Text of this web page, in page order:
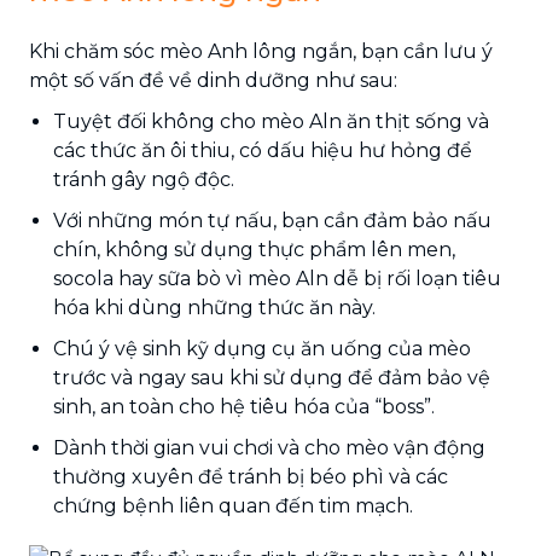
Khi chăm sóc mèo Anh lông ngắn, bạn cần lưu ý
một số vấn đề về dinh dưỡng như sau:
Tuyệt đối không cho mèo Aln ăn thịt sống và
các thức ăn ôi thiu, có dấu hiệu hư hỏng để
tránh gây ngộ độc.
Với những món tự nấu, bạn cần đảm bảo nấu
chín, không sử dụng thực phẩm lên men,
socola hay sữa bò vì mèo Aln dễ bị rối loạn tiêu
hóa khi dùng những thức ăn này.
Chú ý vệ sinh kỹ dụng cụ ăn uống của mèo
trước và ngay sau khi sử dụng để đảm bảo vệ
sinh, an toàn cho hệ tiêu hóa của “boss”.
Dành thời gian vui chơi và cho mèo vận động
thường xuyên để tránh bị béo phì và các
chứng bệnh liên quan đến tim mạch.